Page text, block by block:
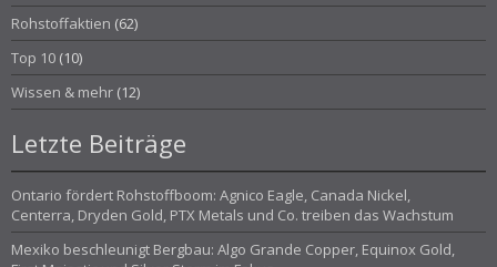
Rohstoffaktien (62)
Top 10 (10)
Wissen & mehr (12)
Letzte Beiträge
Ontario fördert Rohstoffboom: Agnico Eagle, Canada Nickel,
Centerra, Dryden Gold, PTX Metals und Co. treiben das Wachstum
Mexiko beschleunigt Bergbau: Algo Grande Copper, Equinox Gold,